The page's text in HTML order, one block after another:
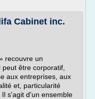
Cabinet inc.
recouvre un
être corporatif,
aux entreprises, aux
et, particularité
s'agit d'un ensemble